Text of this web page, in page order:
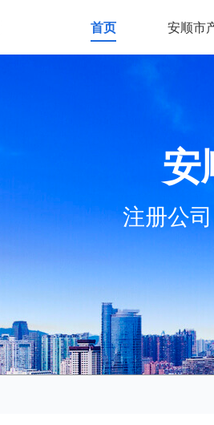
首页 安顺市
安
注册公